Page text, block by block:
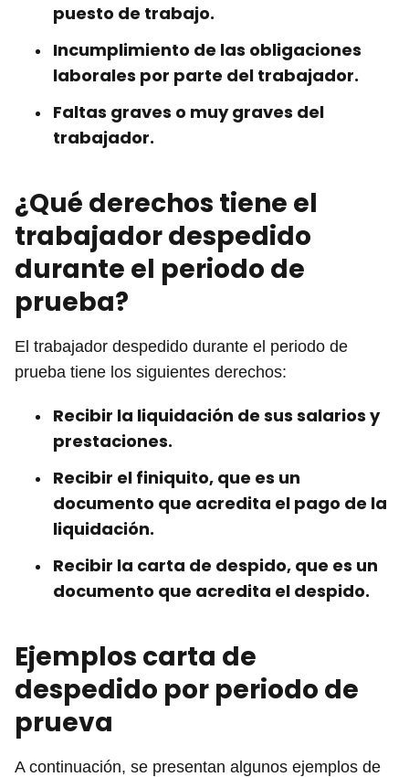
puesto de trabajo.
Incumplimiento de las obligaciones
laborales por parte del trabajador.
Faltas graves o muy graves del
trabajador.
¿Qué derechos tiene el
trabajador despedido
durante el periodo de
prueba?
El trabajador despedido durante el periodo de
prueba tiene los siguientes derechos:
Recibir la liquidación de sus salarios y
prestaciones.
Recibir el finiquito, que es un
documento que acredita el pago de la
liquidación.
Recibir la carta de despido, que es un
documento que acredita el despido.
Ejemplos carta de
despedido por periodo de
prueva
A continuación, se presentan algunos ejemplos de